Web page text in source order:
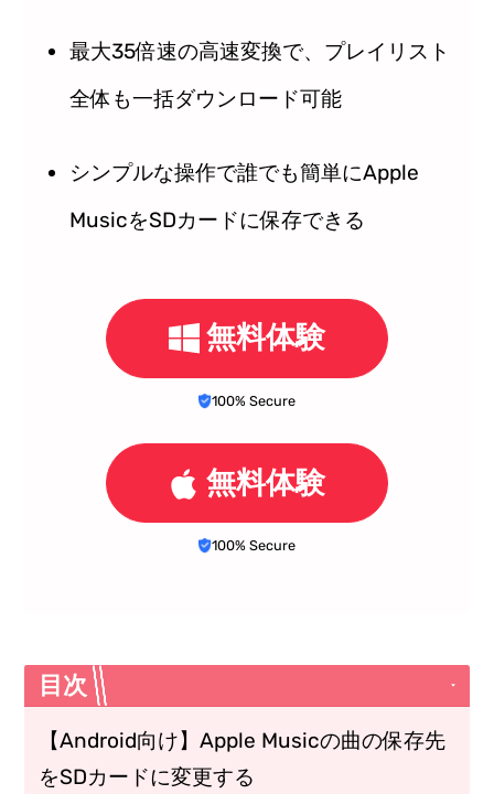
最大35倍速の高速変換で、プレイリスト
全体も一括ダウンロード可能
シンプルな操作で誰でも簡単にApple
MusicをSDカードに保存できる
無料体験
100% Secure
無料体験
100% Secure
目次
【Android向け】Apple Musicの曲の保存先
をSDカードに変更する